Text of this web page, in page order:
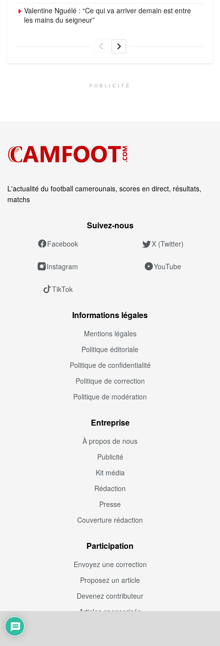
Valentine Nguélé : “Ce qui va arriver demain est entre
les mains du seigneur”
PUBLICITÉ
L'actualité du football camerounais, scores en direct, résultats,
matchs
Suivez‑nous
Facebook X (Twitter)
Instagram YouTube
TikTok
Informations légales
Mentions légales
Politique éditoriale
Politique de confidentialité
Politique de correction
Politique de modération
Entreprise
À propos de nous
Publicité
Kit média
Rédaction
Presse
Couverture rédaction
Participation
Envoyez une correction
Proposez un article
Devenez contributeur
Articles sponsorisés